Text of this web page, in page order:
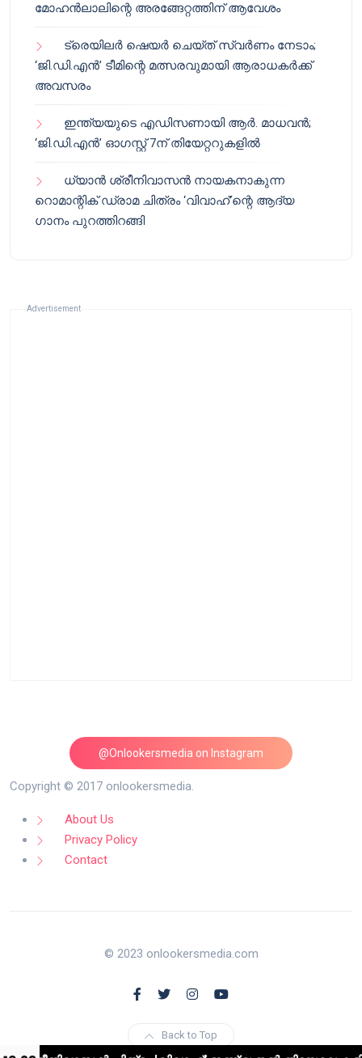
മോഹൻലാലിന്റെ അരങ്ങേറ്റത്തിന് ആവേശം
ട്രെയിലർ ഷെയർ ചെയ്‌ത് സ്വർണം നേടാം;
‘ജി.ഡി.എൻ’ ടീമിന്റെ മത്സരവുമായി ആരാധകർക്ക്
അവസരം
ഇന്ത്യയുടെ എഡിസണായി ആർ. മാധവൻ;
‘ജി.ഡി.എൻ’ ഓഗസ്റ്റ് 7ന് തിയേറ്ററുകളിൽ
ധ്യാൻ ശ്രീനിവാസൻ നായകനാകുന്ന
റൊമാന്റിക് ഡ്രാമ ചിത്രം ‘വിവാഹ്’ന്റെ ആദ്യ
ഗാനം പുറത്തിറങ്ങി
Advertisement
@Onlookersmedia on Instagram
Follow on Instagram
Copyright © 2017 onlookersmedia.
About Us
Privacy Policy
Contact
© 2023 onlookersmedia.com
Back to Top